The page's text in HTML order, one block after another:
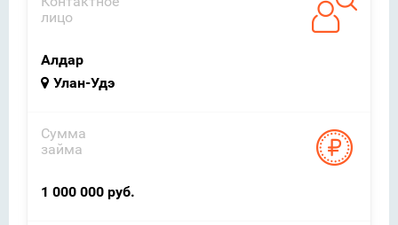
лицо
Алдар
Улан-Удэ
Сумма
займа
1 000 000 руб.